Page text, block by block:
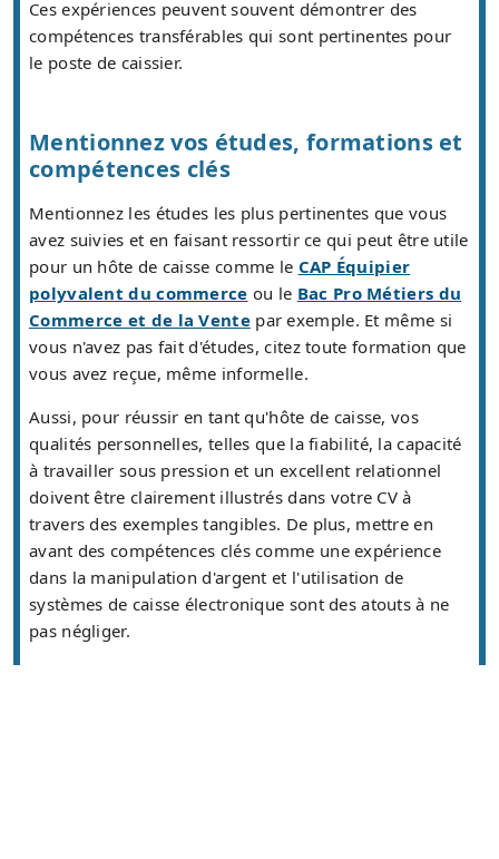
Ces expériences peuvent souvent démontrer des
compétences transférables qui sont pertinentes pour
le poste de caissier.
Mentionnez vos études, formations et
compétences clés
Mentionnez les études les plus pertinentes que vous
avez suivies et en faisant ressortir ce qui peut être utile
pour un hôte de caisse comme le CAP Équipier
polyvalent du commerce ou le Bac Pro Métiers du
Commerce et de la Ventepar exemple. Et même si
vous n'avez pas fait d'études, citez toute formation que
vous avez reçue, même informelle.
Aussi, pour réussir en tant qu'hôte de caisse, vos
qualités personnelles, telles que la fiabilité, la capacité
à travailler sous pression et un excellent relationnel
doivent être clairement illustrés dans votre CV à
travers des exemples tangibles. De plus, mettre en
avant des compétences clés comme une expérience
dans la manipulation d'argent et l'utilisation de
systèmes de caisse électronique sont des atouts à ne
pas négliger.